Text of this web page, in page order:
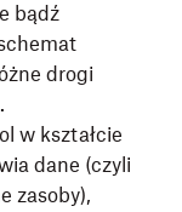
bądź
drogi
w kształcie
dane (czyli
zasoby),